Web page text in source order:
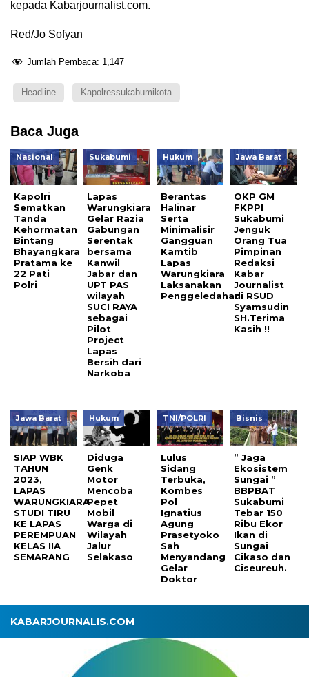
kepada Kabarjournalist.com.
Red/Jo Sofyan
Jumlah Pembaca: 1,147
Headline Kapolressukabumikota
Baca Juga
Nasional
Kapolri
Sematkan
Tanda
Kehormatan
Bintang
Bhayangkara
Pratama ke
22 Pati
Polri
Sukabumi
Lapas
Warungkiara
Gelar Razia
Gabungan
Serentak
bersama
Kanwil
Jabar dan
UPT PAS
wilayah
SUCI RAYA
sebagai
Pilot
Project
Lapas
Bersih dari
Narkoba
Hukum
Berantas
Halinar
Serta
Minimalisir
Gangguan
Kamtib
Lapas
Warungkiara
Laksanakan
Penggeledahan
Jawa Barat
OKP GM
FKPPI
Sukabumi
Jenguk
Orang Tua
Pimpinan
Redaksi
Kabar
Journalist
di RSUD
Syamsudin
SH.Terima
Kasih !!
Jawa Barat
SIAP WBK
TAHUN
2023,
LAPAS
WARUNGKIARA
STUDI TIRU
KE LAPAS
PEREMPUAN
KELAS IIA
SEMARANG
Hukum
Diduga
Genk
Motor
Mencoba
Pepet
Mobil
Warga di
Wilayah
Jalur
Selakaso
TNI/POLRI
Lulus
Sidang
Terbuka,
Kombes
Pol
Ignatius
Agung
Prasetyoko
Sah
Menyandang
Gelar
Doktor
Bisnis
” Jaga
Ekosistem
Sungai ”
BBPBAT
Sukabumi
Tebar 150
Ribu Ekor
Ikan di
Sungai
Cikaso dan
Ciseureuh.
KABARJOURNALIS.COM